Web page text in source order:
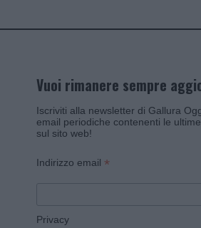
Vuoi rimanere sempre
Iscriviti alla newsletter di Gallura
email periodiche contenenti le
sul sito web!
Indirizzo email *
Privacy